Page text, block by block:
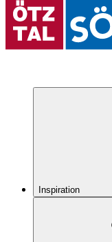
Inspiration